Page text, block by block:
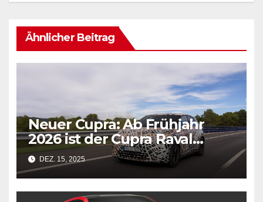
Ähnlicher Beitrag
Neuer Cupra: Ab Frühjahr
2026 ist der Cupra Raval
verfügbar
DEZ. 15, 2025